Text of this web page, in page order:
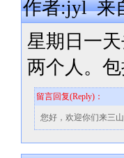
作者:jyl 来
星期日一
两个人。
留言回复(Reply)：
您好，欢迎你们来三